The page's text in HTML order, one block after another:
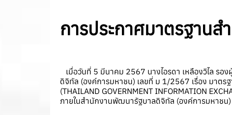
การประกาศมาตรฐาน
เมื่อวันที่ 5 มีนาคม 2567 นางไอรดา เหลืองวิไล ร
ดิจิทัล (องค์การมหาชน) เลขที่ ม 1/2567 เรื่อง มาต
(THAILAND GOVERNMENT INFORMATION
ภายในสำนักงานพัฒนารัฐบาลดิจิทัล (องค์การมหาชน)